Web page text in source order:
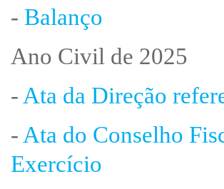
- Balanço
Ano Civil de 2025
- Ata da Direção
- Ata do Conselho
Exercício